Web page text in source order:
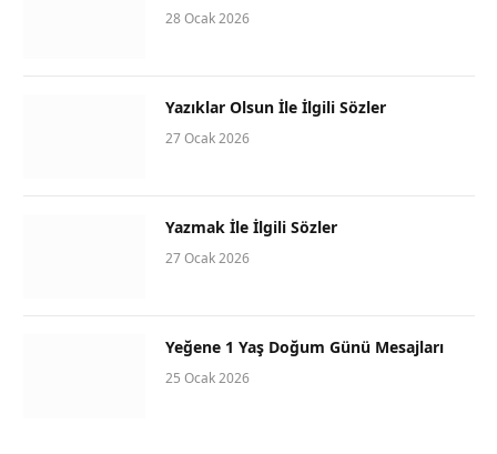
28 Ocak 2026
Yazıklar Olsun İle İlgili Sözler
27 Ocak 2026
Yazmak İle İlgili Sözler
27 Ocak 2026
Yeğene 1 Yaş Doğum Günü Mesajları
25 Ocak 2026